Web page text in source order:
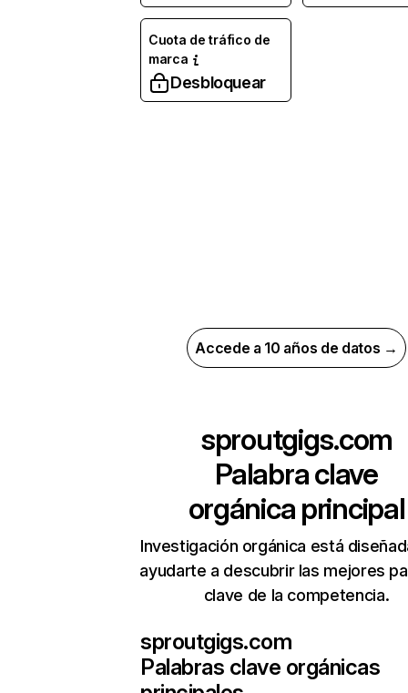
Cuota de tráfico de
marca
Desbloquear
Accede a 10 años de datos →
sproutgigs.com
Palabra clave
orgánica principal
Investigación orgánica está
ayudarte a descubrir las mejores
clave de la competencia.
sproutgigs.com
Palabras clave orgánicas